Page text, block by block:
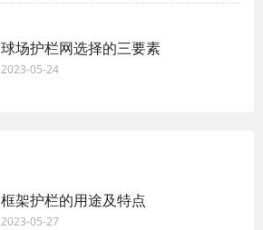
球场护栏网选择的三要素
2023-05-24
框架护栏的用途及特点
2023-05-27